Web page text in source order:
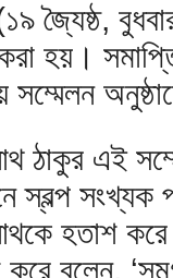
জ্যৈষ্ঠ,
হয়। সমাপ্তি
সম্মেলন
ঠাকুর এই
স্বল্প সংখ্যক
হতাশ
বলেন,